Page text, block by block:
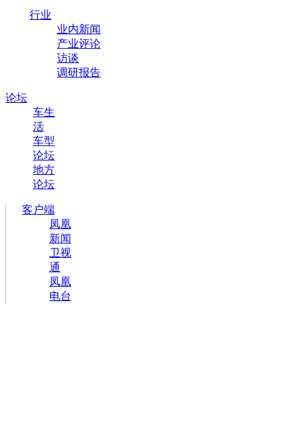
行业
业内新闻
产业评论
访谈
调研报告
论坛
车生
活
车型
论坛
地方
论坛
客户端
凤凰
新闻
卫视
通
凤凰
电台